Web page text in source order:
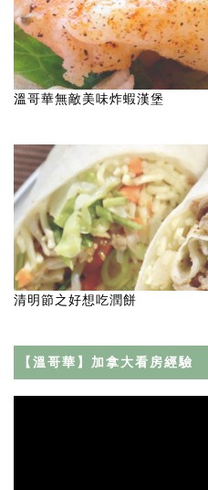
溫哥華無敵美味炸蝦漢堡
清明節之好想吃潤餅
【溫哥華】加拿大看房經驗